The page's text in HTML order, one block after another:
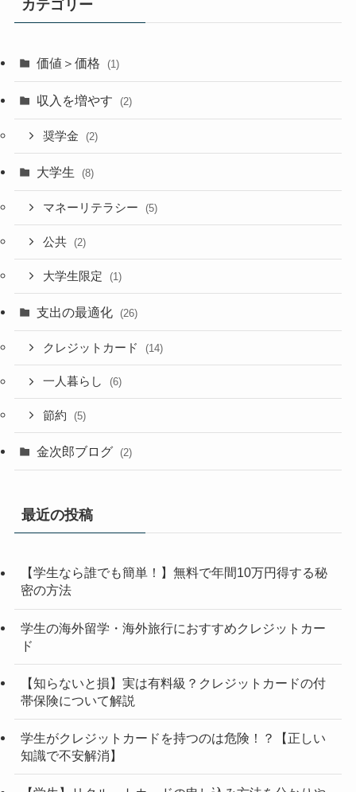
カテゴリー
価値＞価格 (1)
収入を増やす (2)
奨学金 (2)
大学生 (8)
マネーリテラシー (5)
公共 (2)
大学生限定 (1)
支出の最適化 (26)
クレジットカード (14)
一人暮らし (6)
節約 (5)
金次郎ブログ (2)
最近の投稿
【学生なら誰でも簡単！】無料で年間10万円得する秘
密の方法
学生の海外留学・海外旅行におすすめクレジットカー
ド
【知らないと損】実は有料級？クレジットカードの付
帯保険について解説
学生がクレジットカードを持つのは危険！？【正しい
知識で不安解消】